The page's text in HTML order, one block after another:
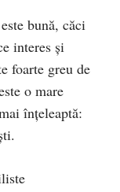
bună, căci
interes şi
foarte greu de
o mare
înţeleaptă: